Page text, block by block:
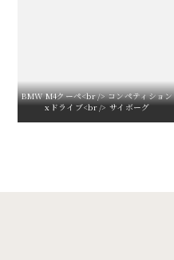
BMW M4クーペ<br /> コンペティション
xドライブ<br /> サイボーグ